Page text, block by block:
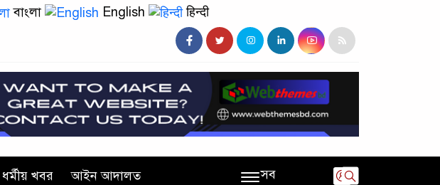
বাংলা English हिन्दी
ধর্মীয় খবর আইন আদালত সব